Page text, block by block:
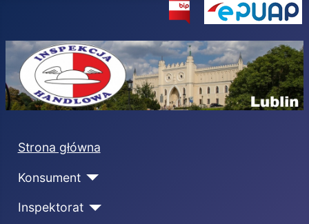
Strona główna
Konsument
Inspektorat